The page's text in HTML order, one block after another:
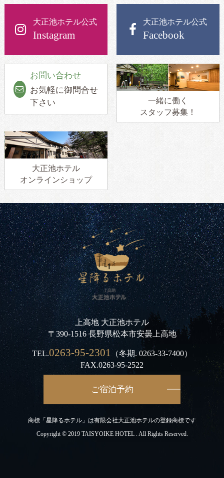
大正池ホテル公式
Instagram
大正池ホテル公式
Facebook
お問い合わせ
お気軽に御問合せ
下さい
一緒に働く
スタッフ募集！
大正池ホテル
オンラインショップ
上高地 大正池ホテル
〒390-1516 長野県松本市安曇上高地
TEL.0263-95-2301 （冬期.0263-33-7400）
FAX.0263-95-2522
ご宿泊予約
商標「星降るホテル」は有限会社大正池ホテルの登録商標です
Copyright © 2019 TAISYOIKE HOTEL . All Rights Reserved.